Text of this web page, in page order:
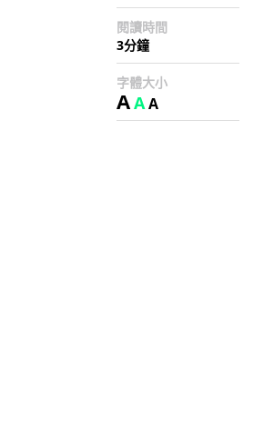
閱讀時間
3分鐘
字體大小
AAA